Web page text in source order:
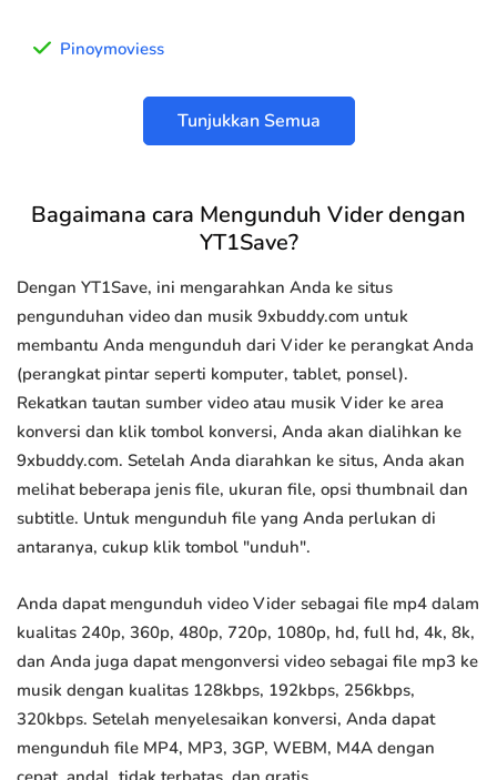
Pinoymoviess
Tunjukkan Semua
Bagaimana cara Mengunduh Vider dengan
YT1Save?
Dengan YT1Save, ini mengarahkan Anda ke situs
pengunduhan video dan musik 9xbuddy.com untuk
membantu Anda mengunduh dari Vider ke perangkat Anda
(perangkat pintar seperti komputer, tablet, ponsel).
Rekatkan tautan sumber video atau musik Vider ke area
konversi dan klik tombol konversi, Anda akan dialihkan ke
9xbuddy.com. Setelah Anda diarahkan ke situs, Anda akan
melihat beberapa jenis file, ukuran file, opsi thumbnail dan
subtitle. Untuk mengunduh file yang Anda perlukan di
antaranya, cukup klik tombol "unduh".
Anda dapat mengunduh video Vider sebagai file mp4 dalam
kualitas 240p, 360p, 480p, 720p, 1080p, hd, full hd, 4k, 8k,
dan Anda juga dapat mengonversi video sebagai file mp3 ke
musik dengan kualitas 128kbps, 192kbps, 256kbps,
320kbps. Setelah menyelesaikan konversi, Anda dapat
mengunduh file MP4, MP3, 3GP, WEBM, M4A dengan